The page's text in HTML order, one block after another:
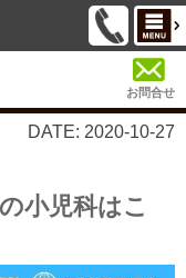
お問合せ
DATE: 2020-10-27
小児科はこ